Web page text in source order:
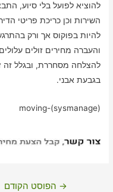
להוציא לפועל בלי סיוע,
השירות וכן כריכת פריטי
להיות בפוקוס אך ורק
והעברה מחירים זולים
להצלחה מסחררת, ובגלל זה
בגבעת אבני.
moving-(sysmanage)
ניווט→ הפוסט הקודם